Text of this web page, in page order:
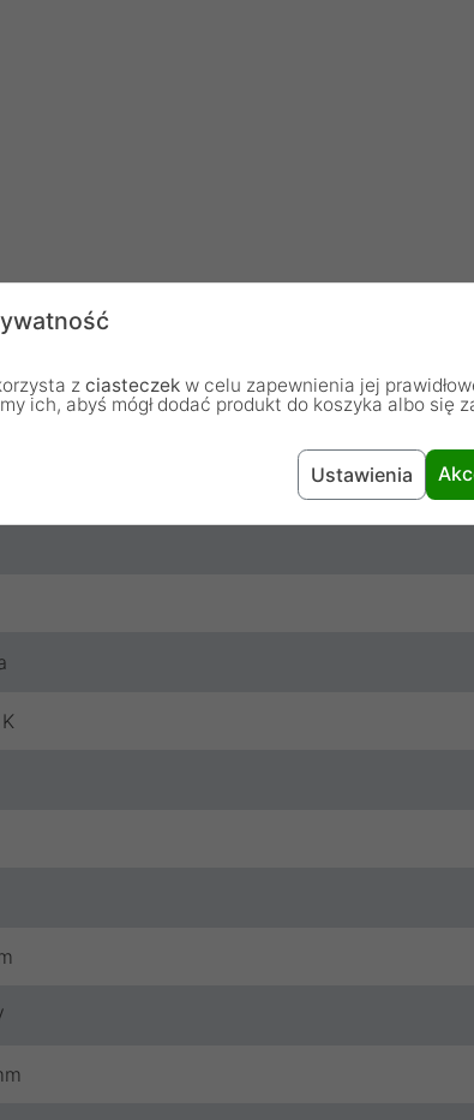
z ciasteczek w celu zapewnienia jej
ich, abyś mógł dodać produkt do koszyka albo się
Ustawienia